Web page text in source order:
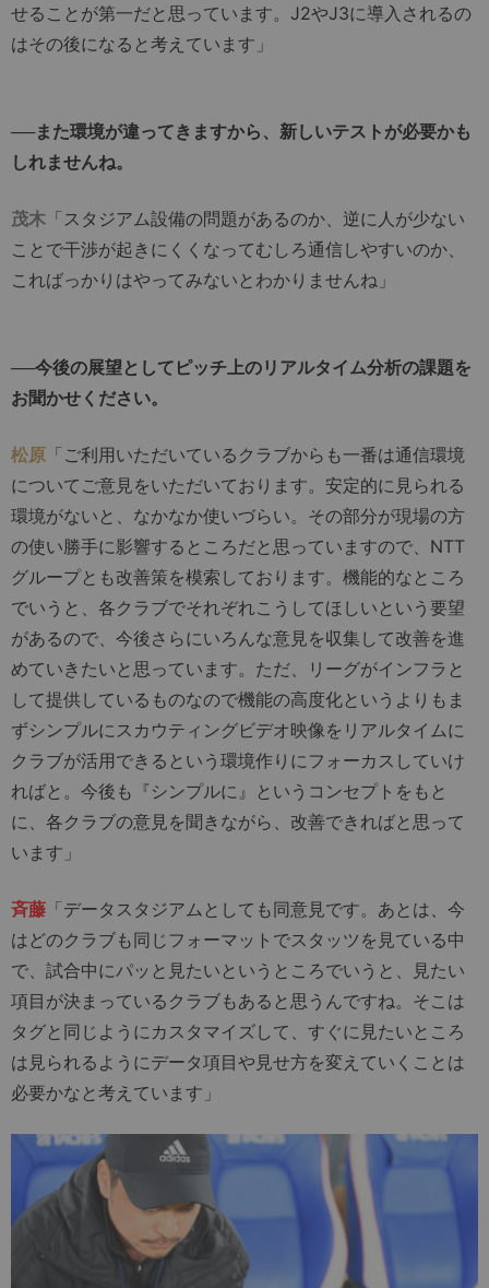
せることが第一だと思っています。J2やJ3に導入されるの
はその後になると考えています」
──また環境が違ってきますから、新しいテストが必要かも
しれませんね。
茂木 「スタジアム設備の問題があるのか、逆に人が少ない
ことで干渉が起きにくくなってむしろ通信しやすいのか、
こればっかりはやってみないとわかりませんね」
──今後の展望としてピッチ上のリアルタイム分析の課題を
お聞かせください。
松原 「ご利用いただいているクラブからも一番は通信環境
についてご意見をいただいております。安定的に見られる
環境がないと、なかなか使いづらい。その部分が現場の方
の使い勝手に影響するところだと思っていますので、NTT
グループとも改善策を模索しております。機能的なところ
でいうと、各クラブでそれぞれこうしてほしいという要望
があるので、今後さらにいろんな意見を収集して改善を進
めていきたいと思っています。ただ、リーグがインフラと
して提供しているものなので機能の高度化というよりもま
ずシンプルにスカウティングビデオ映像をリアルタイムに
クラブが活用できるという環境作りにフォーカスしていけ
ればと。今後も『シンプルに』というコンセプトをもと
に、各クラブの意見を聞きながら、改善できればと思って
います」
斉藤 「データスタジアムとしても同意見です。あとは、今
はどのクラブも同じフォーマットでスタッツを見ている中
で、試合中にパッと見たいというところでいうと、見たい
項目が決まっているクラブもあると思うんですね。そこは
タグと同じようにカスタマイズして、すぐに見たいところ
は見られるようにデータ項目や見せ方を変えていくことは
必要かなと考えています」